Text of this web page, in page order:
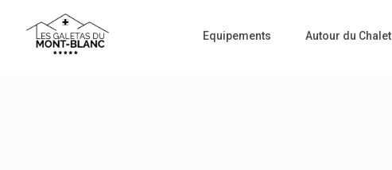
Equipements Autour du Chalet